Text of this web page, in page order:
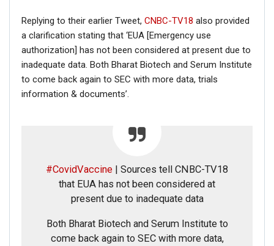
Replying to their earlier Tweet, CNBC-TV18 also provided
a clarification stating that ‘EUA [Emergency use
authorization] has not been considered at present due to
inadequate data. Both Bharat Biotech and Serum Institute
to come back again to SEC with more data, trials
information & documents’.
#CovidVaccine | Sources tell CNBC-TV18
that EUA has not been considered at
present due to inadequate data
Both Bharat Biotech and Serum Institute to
come back again to SEC with more data,